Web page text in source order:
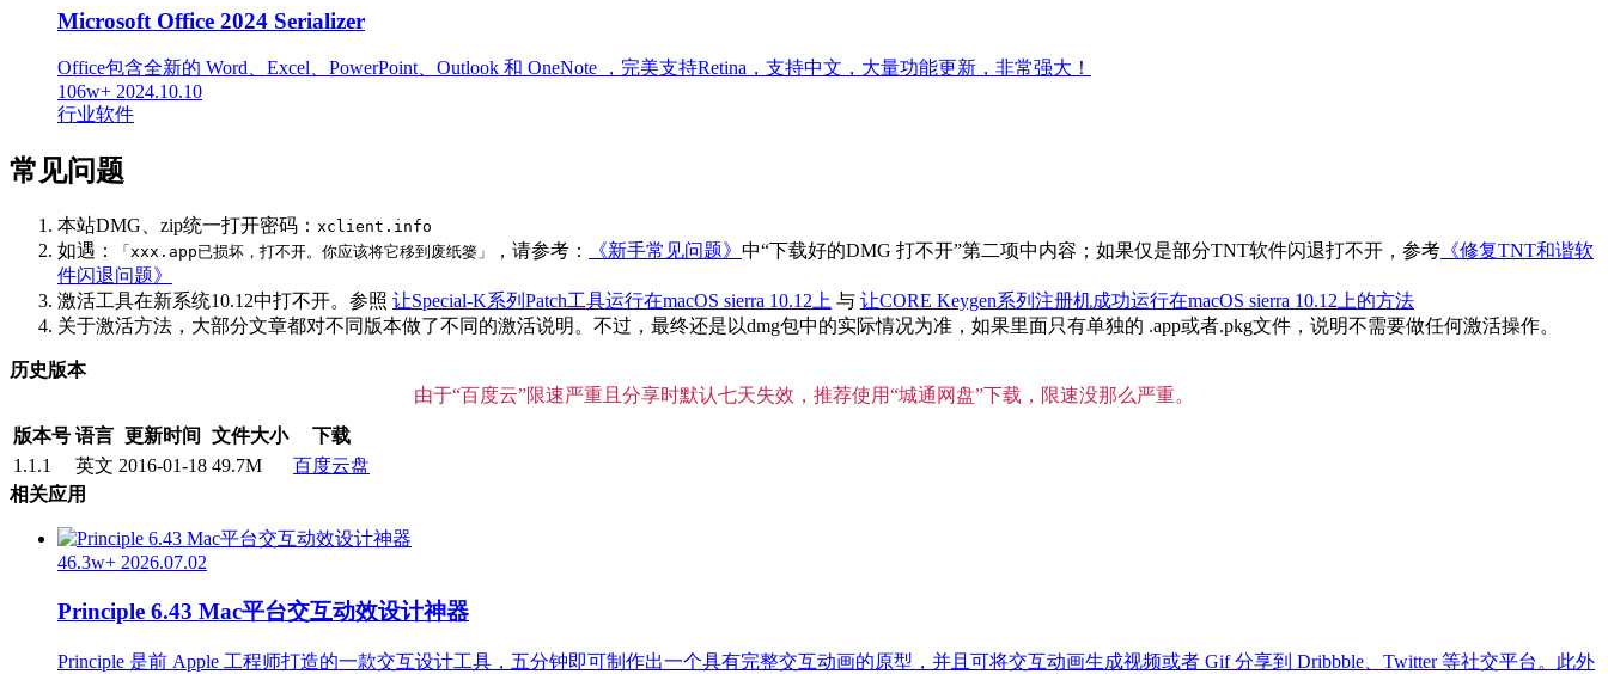
Microsoft Office 2024 Serializer
Office包含全新的 Word、Excel、PowerPoint、Outlook 和 OneNote ，完美支持Retina，支持中文，大量功能更新，非常强大！
106w+ 2024.10.10
行业软件
常见问题
本站DMG、zip统一打开密码： xclient.info
如遇： 「xxx.app已损坏，打不开。你应该将它移到废纸篓」 ，请参考： 《新手常见问题》 中“下载好的DMG 打不开”第二项中内容；如果仅是部分TNT软件闪退打不开，参考 《修复TNT和谐软
件闪退问题》
激活工具在新系统10.12中打不开。参照 让Special-K系列Patch工具运行在macOS sierra 10.12上 与 让CORE Keygen系列注册机成功运行在macOS sierra 10.12上的方法
关于激活方法，大部分文章都对不同版本做了不同的激活说明。不过，最终还是以dmg包中的实际情况为准，如果里面只有单独的 .app或者.pkg文件，说明不需要做任何激活操作。
历史版本
由于“百度云”限速严重且分享时默认七天失效，推荐使用“城通网盘”下载，限速没那么严重。
版本号 语言 更新时间 文件大小
下载
1.1.1
英文 2016-01-18 49.7M
百度云盘
相关应用
46.3w+ 2026.07.02
Principle 6.43 Mac平台交互动效设计神器
Principle 是前 Apple 工程师打造的一款交互设计工具，五分钟即可制作出一个具有完整交互动画的原型，并且可将交互动画生成视频或者 Gif 分享到 Dribbble、Twitter 等社交平台。此外